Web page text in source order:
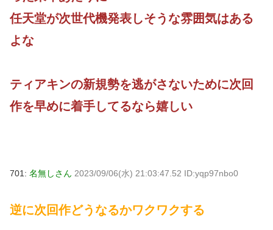
任天堂が次世代機発表しそうな雰囲気はある
よな
ティアキンの新規勢を逃がさないために次回
作を早めに着手してるなら嬉しい
701: 名無しさん 2023/09/06(水) 21:03:47.52 ID:yqp97nbo0
逆に次回作どうなるかワクワクする